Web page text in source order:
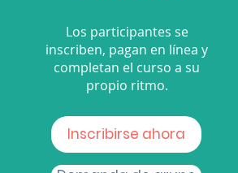
Los participantes se
inscriben, pagan en línea y
completan el curso a su
propio ritmo.
Inscribirse ahora